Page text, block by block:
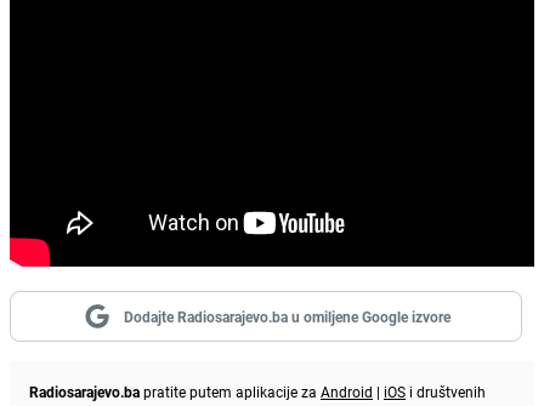
Dodajte Radiosarajevo.ba u omiljene Google izvore
Radiosarajevo.bapratite putem aplikacije za Android | iOS i društvenih